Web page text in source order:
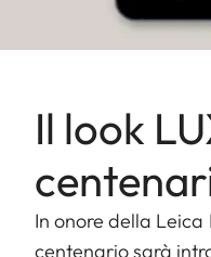
Il look
In onore della
centenario sarà